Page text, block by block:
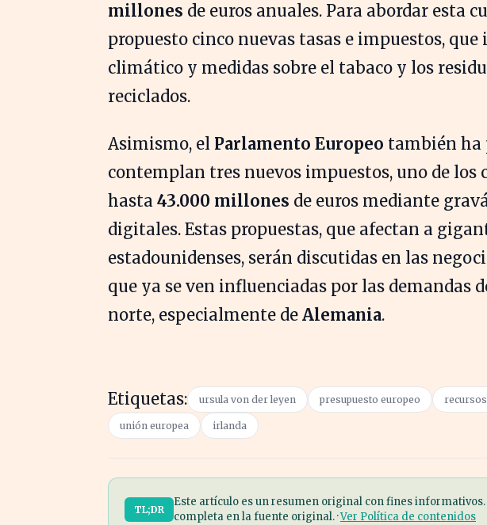
millones de euros anuales. Para abordar esta
propuesto cinco nuevas tasas e impuestos,
climático y medidas sobre el tabaco y los
reciclados.
Asimismo, el Parlamento Europeo también ha
contemplan tres nuevos impuestos, uno de los
hasta 43.000 millones de euros mediante
digitales. Estas propuestas, que afectan a
estadounidenses, serán discutidas en las
que ya se ven influenciadas por las demandas
norte, especialmente de Alemania.
Etiquetas: ursula von der leyen presupuesto europeo
unión europea irlanda
TL;DR
Este artículo es un resumen original con fines
completa en la fuente original. ·Ver Política de contenidos